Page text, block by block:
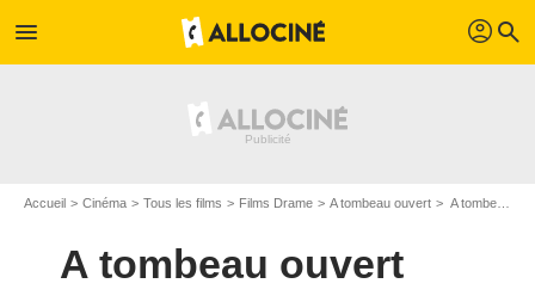
menu profil search
Accueil Cinéma Tous les films Films Drame A tombeau ouvert A tombeau ouvert en DVD Blu Ray
A tombeau ouvert